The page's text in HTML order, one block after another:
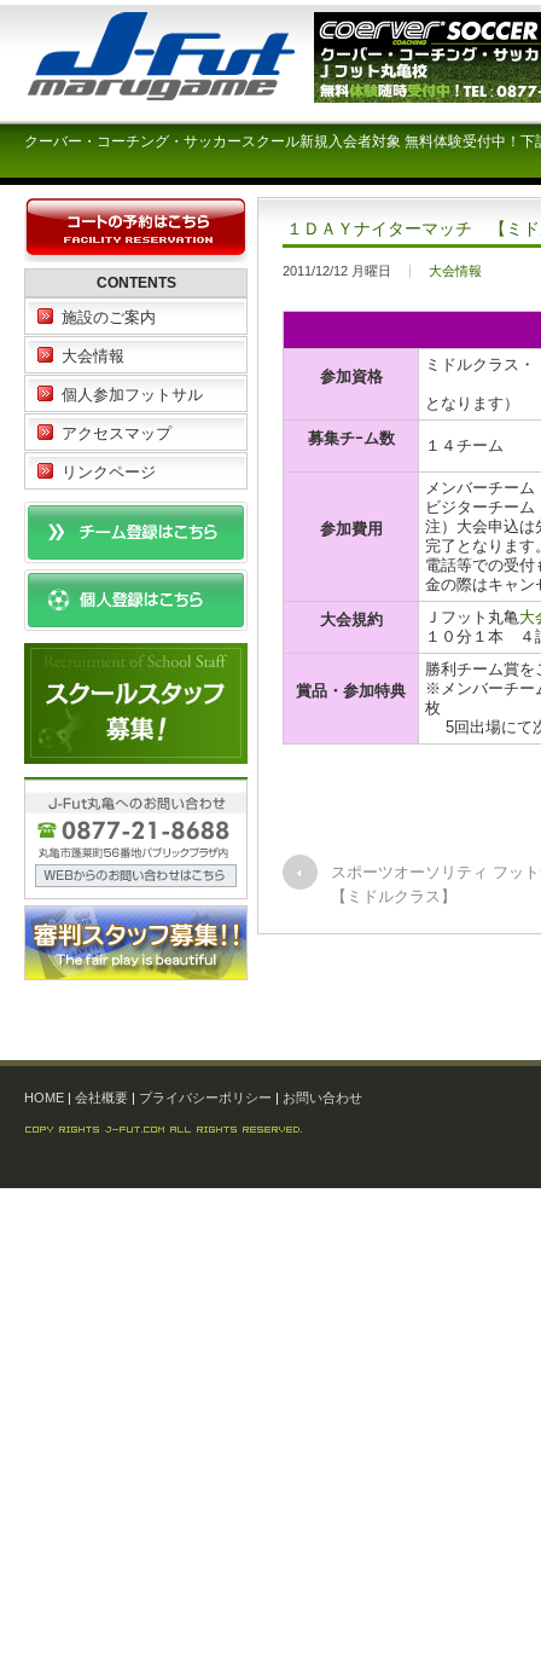
クーバー・コーチング・サッカースクール新規入会者対象 無料体験受付中！
１ＤＡＹナイターマッチ 【ミ
2011/12/12 月曜日 大会情報
参加資格
ミドルクラス
となります）
募集チｰム数
１４チーム
参加費用
メンバーチー
ビジターチー
注）大会申込は
完了となります
電話等での受
金の際はキャン
大会規約
Ｊフット丸亀 大
１０分１本 ４
賞品・参加特典
勝利チーム賞
※メンバーチー
枚
5回出場にて
スポーツオーソリティ フッ
【ミドルクラス】
CONTENTS
施設のご案内
大会情報
個人参加フットサル
アクセスマップ
リンクページ
HOME | 会社概要 | プライバシーポリシー | お問い合わせ